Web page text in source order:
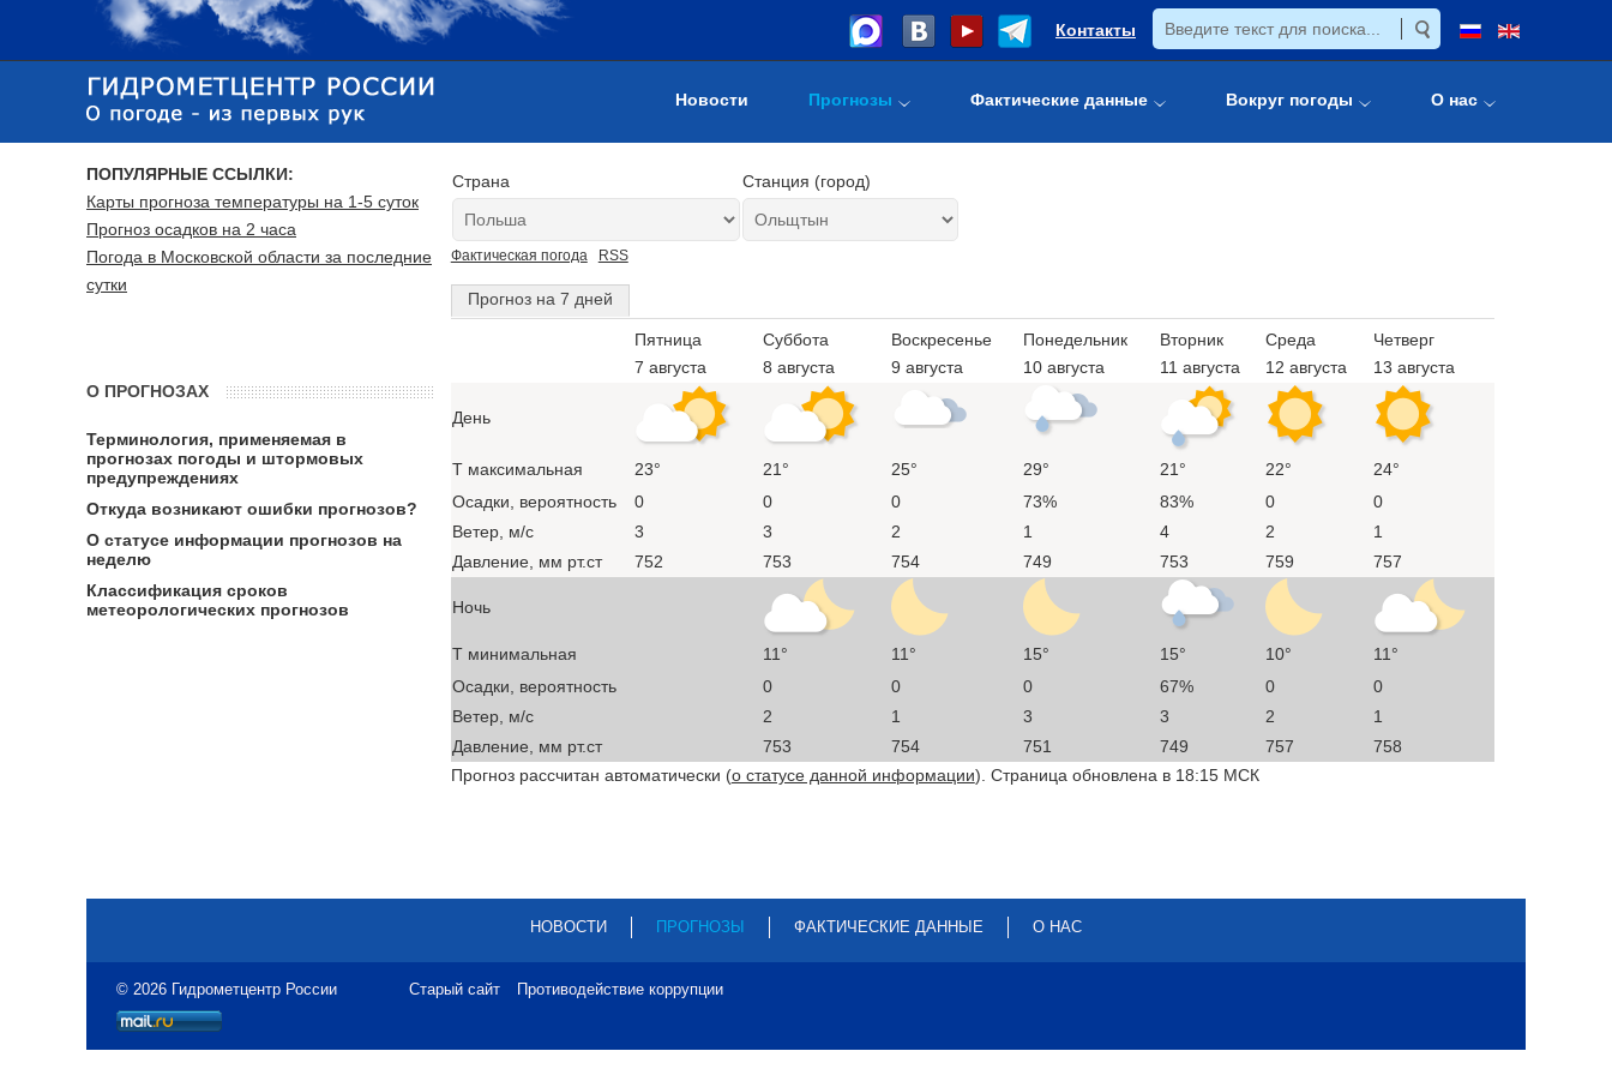
Контакты
Новости Прогнозы Фактические данные Вокруг погоды О нас
Страна Станция (город)
Фактическая погода RSS
Прогноз на 7 дней
Пятница
7 августа
Суббота
8 августа
Воскресенье
9 августа
Понедельник
10 августа
Вторник
11 августа
Среда
12 августа
Четверг
13 августа
День
T максимальная 23° 21° 25° 29° 21° 22°
24°
Осадки, вероятность
0 0 0 73% 83% 0
0
Ветер, м/с
3 3 2 1 4 2
1
Давление, мм рт.ст
752 753 754 749 753 759 757
Ночь
T минимальная 11° 11° 15° 15° 10°
11°
Осадки, вероятность
0 0 0 67% 0
0
Ветер, м/с
2 1 3 3 2
1
Давление, мм рт.ст
753 754 751 749 757
758
Прогноз рассчитан автоматически (о статусе данной информации). Страница обновлена в 18:15 МСК
ПОПУЛЯРНЫЕ ССЫЛКИ:
Карты прогноза температуры на 1-5 суток
Прогноз осадков на 2 часа
Погода в Московской области за последние
сутки
О ПРОГНОЗАХ
Терминология, применяемая в
прогнозах погоды и штормовых
предупреждениях
Откуда возникают ошибки прогнозов?
О статусе информации прогнозов на
неделю
Классификация сроков
метеорологических прогнозов
НОВОСТИ ПРОГНОЗЫ ФАКТИЧЕСКИЕ ДАННЫЕ О НАС
© 2026 Гидрометцентр России Старый сайт Противодействие коррупции